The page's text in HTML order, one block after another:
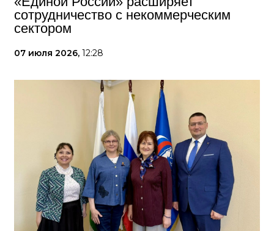
сотрудничество с некоммерческим
сектором
07 июля 2026, 12:28